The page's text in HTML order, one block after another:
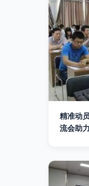
精准动
流会助